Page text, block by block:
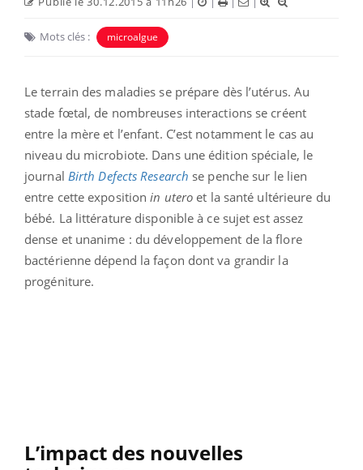
Mots clés : microalgue
Le terrain des maladies se prépare dès l’utérus. Au
stade fœtal, de nombreuses interactions se créent
entre la mère et l’enfant. C’est notamment le cas au
niveau du microbiote. Dans une édition spéciale, le
journal Birth Defects Research se penche sur le lien
entre cette expositionin utero et la santé ultérieure du
bébé. La littérature disponible à ce sujet est assez
dense et unanime : du développement de la flore
bactérienne dépend la façon dont va grandir la
progéniture.
L’impact des nouvelles